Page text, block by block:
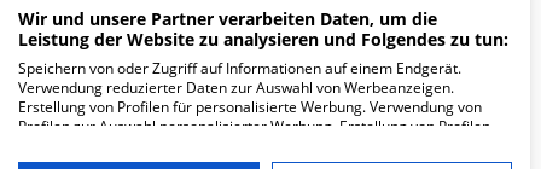
10627 Berlin
Wie ist die Telefonnummer von MVZ
Wir und unsere Partner verarbeiten Daten, um die
Leistung der Website zu analysieren und Folgendes zu tun:
Speichern von oder Zugriff auf Informationen auf einem Endgerät.
Verwendung reduzierter Daten zur Auswahl von Werbeanzeigen.
Erstellung von Profilen für personalisierte Werbung. Verwendung von
Profilen zur Auswahl personalisierter Werbung. Erstellung von Profilen
personalisierter Inhalte. Messung der Werbeleistung. Messung der